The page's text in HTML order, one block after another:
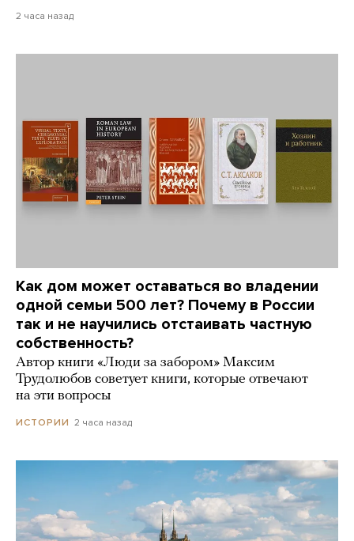
2 часа назад
Как дом может оставаться во владении
одной семьи 500 лет? Почему в России
так и не научились отстаивать частную
собственность?
Автор книги «Люди за забором» Максим
Трудолюбов советует книги, которые отвечают
на эти вопросы
ИСТОРИИ 2 часа назад